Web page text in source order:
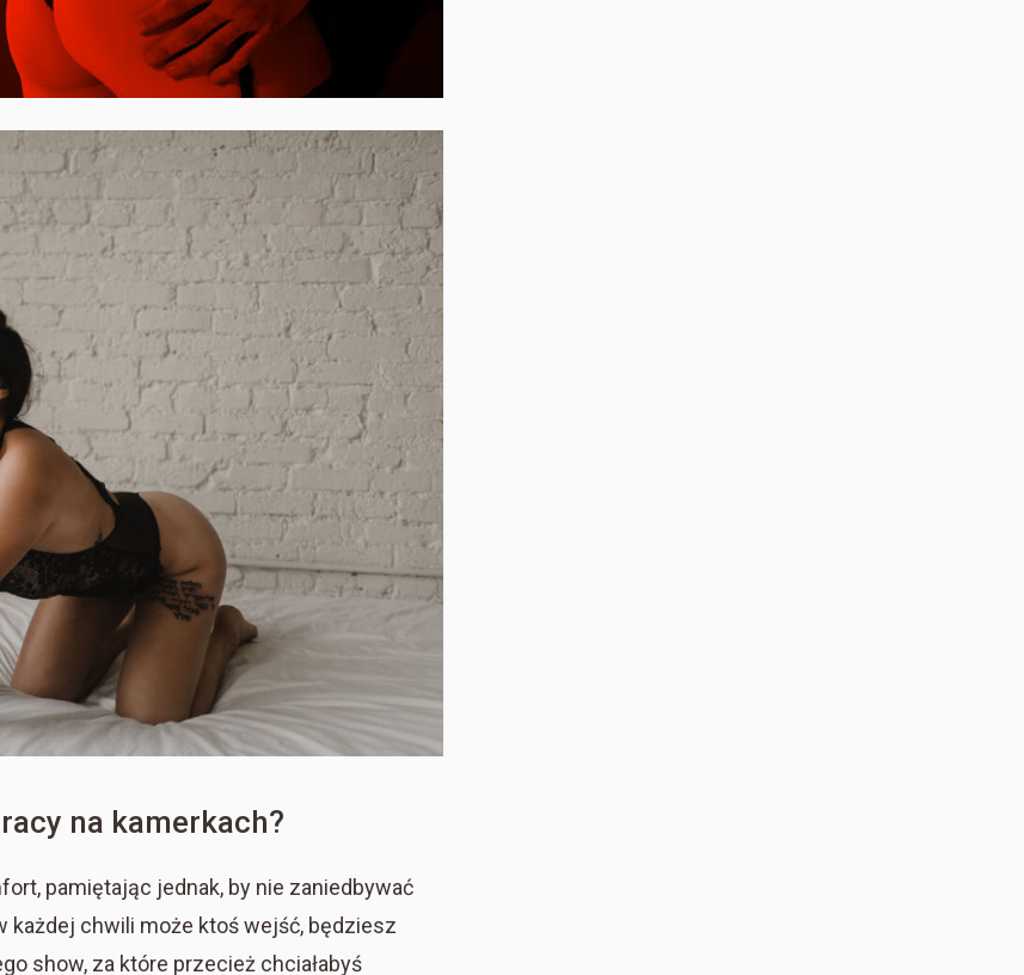
na kamerkach?
pamiętając jednak, by nie zaniedbywać
każdej chwili może ktoś wejść, będziesz
show, za które przecież chciałabyś